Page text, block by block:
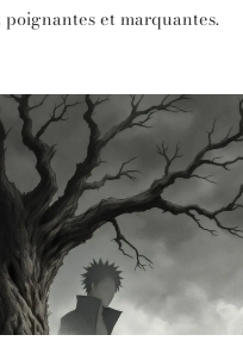
et marquantes.